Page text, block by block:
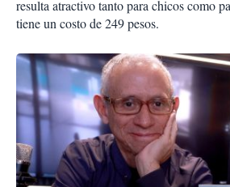
resulta atractivo tanto para chicos como
tiene un costo de 249 pesos.